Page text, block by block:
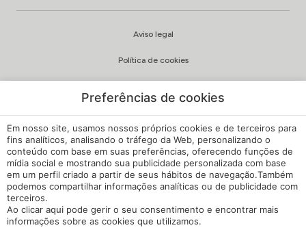
Aviso legal
Política de cookies
Canal de Queixas
Regulamento Interno
Configuração de cookies
A minha reserva
Desenvolvido pormirai
Preferências de cookies
Em nosso site, usamos nossos próprios cookies e de terceiros para
fins analíticos, analisando o tráfego da Web, personalizando o
conteúdo com base em suas preferências, oferecendo funções de
mídia social e mostrando sua publicidade personalizada com base
em um perfil criado a partir de seus hábitos de navegação.Também
podemos compartilhar informações analíticas ou de publicidade com
terceiros.
Ao clicar aqui pode gerir o seu consentimento e encontrar mais
informações sobre as cookies que utilizamos.